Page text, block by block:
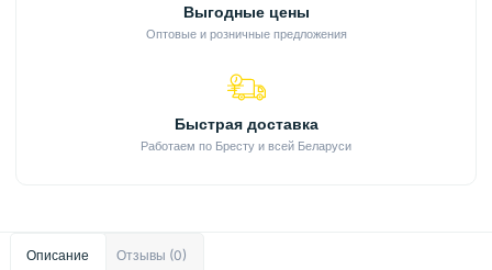
Выгодные цены
Оптовые и розничные предложения
Быстрая доставка
Работаем по Бресту и всей Беларуси
Описание Отзывы (0)